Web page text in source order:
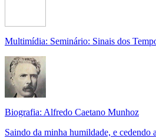
Multimídia: Seminário: Sinais dos
Biografia: Alfredo Caetano Munhoz
Saindo da minha humildade, e cedendo